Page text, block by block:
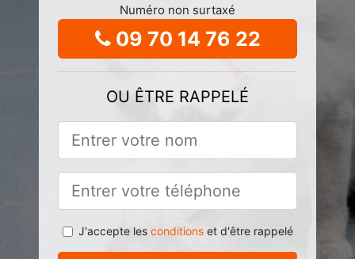
Numéro non surtaxé
09 70 14 76 22
OU ÊTRE RAPPELÉ
J'accepte les conditionset d'être rappelé